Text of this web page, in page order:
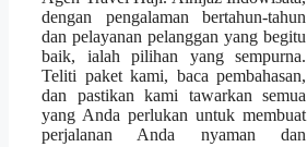
dengan pengalaman bertahun-tahun
dan pelayanan pelanggan yang begitu
baik, ialah pilihan yang sempurna.
Teliti paket kami, baca pembahasan,
dan pastikan kami tawarkan semua
yang Anda perlukan untuk membuat
perjalanan Anda nyaman dan